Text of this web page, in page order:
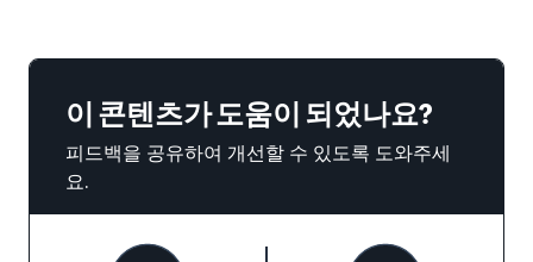
이 콘텐츠가 도움이 되었나요?
피드백을 공유하여 개선할 수 있도록 도와주세
요.